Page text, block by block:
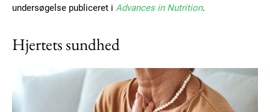
undersøgelse publiceret i Advances in Nutrition.
Hjertets sundhed